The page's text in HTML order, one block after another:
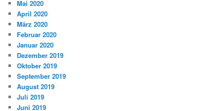
Mai 2020
April 2020
März 2020
Februar 2020
Januar 2020
Dezember 2019
Oktober 2019
September 2019
August 2019
Juli 2019
Juni 2019